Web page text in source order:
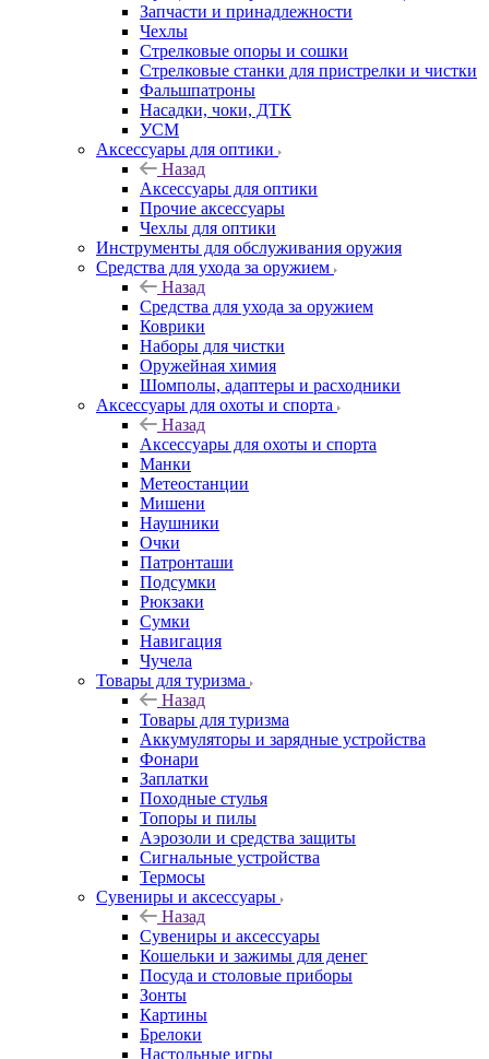
Запчасти и принадлежности
Чехлы
Стрелковые опоры и сошки
Стрелковые станки для пристрелки и чистки
Фальшпатроны
Насадки, чоки, ДТК
УСМ
Аксессуары для оптики
Назад
Аксессуары для оптики
Прочие аксессуары
Чехлы для оптики
Инструменты для обслуживания оружия
Средства для ухода за оружием
Назад
Средства для ухода за оружием
Коврики
Наборы для чистки
Оружейная химия
Шомполы, адаптеры и расходники
Аксессуары для охоты и спорта
Назад
Аксессуары для охоты и спорта
Манки
Метеостанции
Мишени
Наушники
Очки
Патронташи
Подсумки
Рюкзаки
Сумки
Навигация
Чучела
Товары для туризма
Назад
Товары для туризма
Аккумуляторы и зарядные устройства
Фонари
Заплатки
Походные стулья
Топоры и пилы
Аэрозоли и средства защиты
Сигнальные устройства
Термосы
Сувениры и аксессуары
Назад
Сувениры и аксессуары
Кошельки и зажимы для денег
Посуда и столовые приборы
Зонты
Картины
Брелоки
Настольные игры